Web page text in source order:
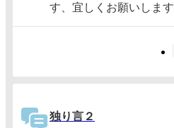
す、宜しくお願いします
独り言２